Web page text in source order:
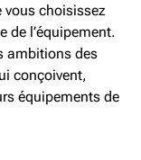
vous choisissez
de l’équipement.
ambitions des
conçoivent,
équipements de